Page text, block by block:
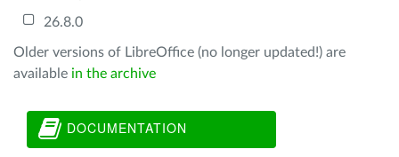
26.8.0
Older versions of LibreOffice (no longer updated!) are
available in the archive
DOCUMENTATION